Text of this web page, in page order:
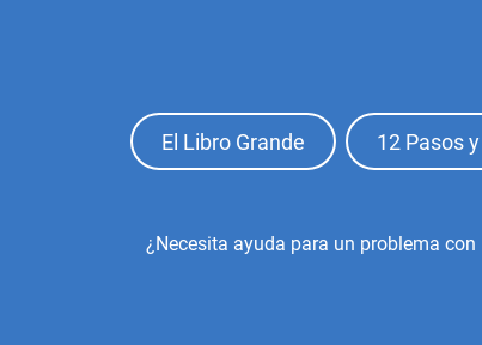
Footer
Top
Menu
El Libro Grande 12 Pasos
Footer
¿Necesita ayuda para un problema con